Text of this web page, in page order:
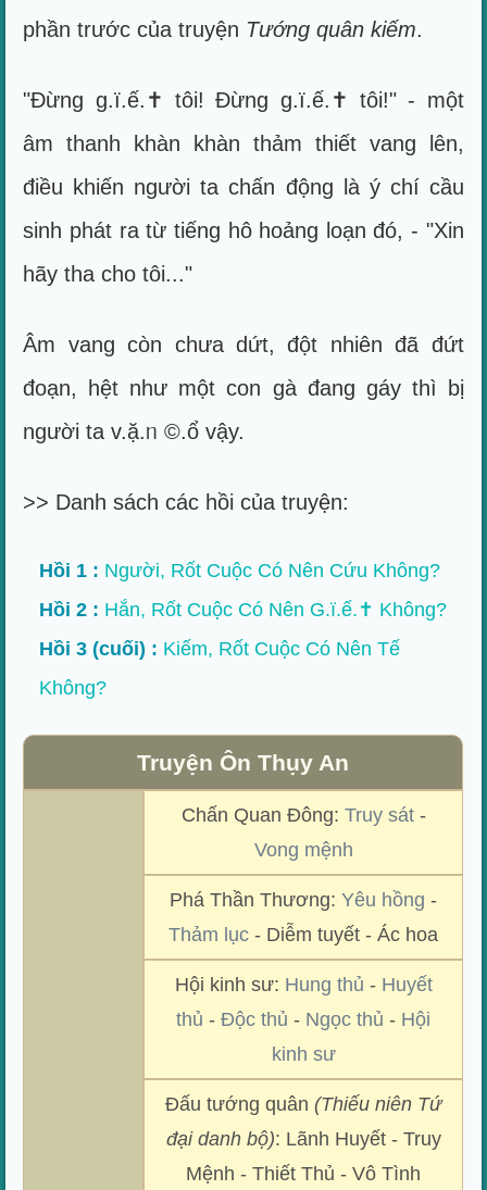
phần trước của truyện Tướng quân kiếm.
"Đừng g.ï.ế.✝ tôi! Đừng g.ï.ế.✝ tôi!" - một
âm thanh khàn khàn thảm thiết vang lên,
điều khiến người ta chấn động là ý chí cầu
sinh phát ra từ tiếng hô hoảng loạn đó, - "Xin
hãy tha cho tôi..."
Âm vang còn chưa dứt, đột nhiên đã đứt
đoạn, hệt như một con gà đang gáy thì bị
người ta v.ặ.ᥒ ©.ổ vậy.
>> Danh sách các hồi của truyện:
Hồi 1 : Người, Rốt Cuộc Có Nên Cứu Không?
Hồi 2 : Hắn, Rốt Cuộc Có Nên G.ï.ế.✝ Không?
Hồi 3 (cuối) : Kiếm, Rốt Cuộc Có Nên Tế
Không?
Truyện Ôn Thụy An
Chấn Quan Đông: Truy sát-
Vong mệnh
Phá Thần Thương:Yêu hồng -
Thảm lục - Diễm tuyết - Ác hoa
Hội kinh sư: Hung thủ - Huyết
thủ -Độc thủ - Ngọc thủ - Hội
kinh sư
Đấu tướng quân(Thiếu niên Tứ
đại danh bộ): Lãnh Huyết - Truy
Mệnh - Thiết Thủ - Vô Tình